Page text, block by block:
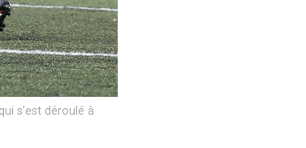
s’est déroulé à